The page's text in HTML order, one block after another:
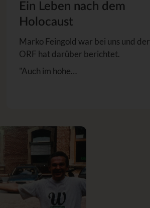
Ein Leben nach dem
Holocaust
Marko Feingold war bei uns und der
ORF hat darüber berichtet.
"Auch im hohe…